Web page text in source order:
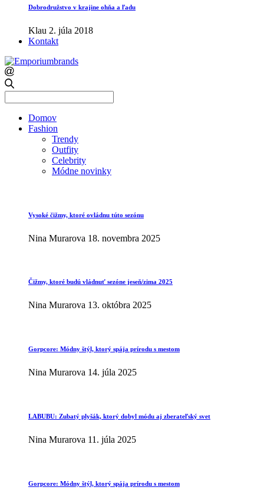
Dobrodružstvo v krajine ohňa a ľadu
Klau 2. júla 2018
Kontakt
for:
Domov
Fashion
Trendy
Outfity
Celebrity
Módne novinky
Vysoké čižmy, ktoré ovládnu túto sezónu
Nina Murarova 18. novembra 2025
Čižmy, ktoré budú vládnuť sezóne jeseň/zima 2025
Nina Murarova 13. októbra 2025
Gorpcore: Módny štýl, ktorý spája prírodu s mestom
Nina Murarova 14. júla 2025
LABUBU: Zubatý plyšák, ktorý dobyl módu aj zberateľský svet
Nina Murarova 11. júla 2025
Gorpcore: Módny štýl, ktorý spája prírodu s mestom